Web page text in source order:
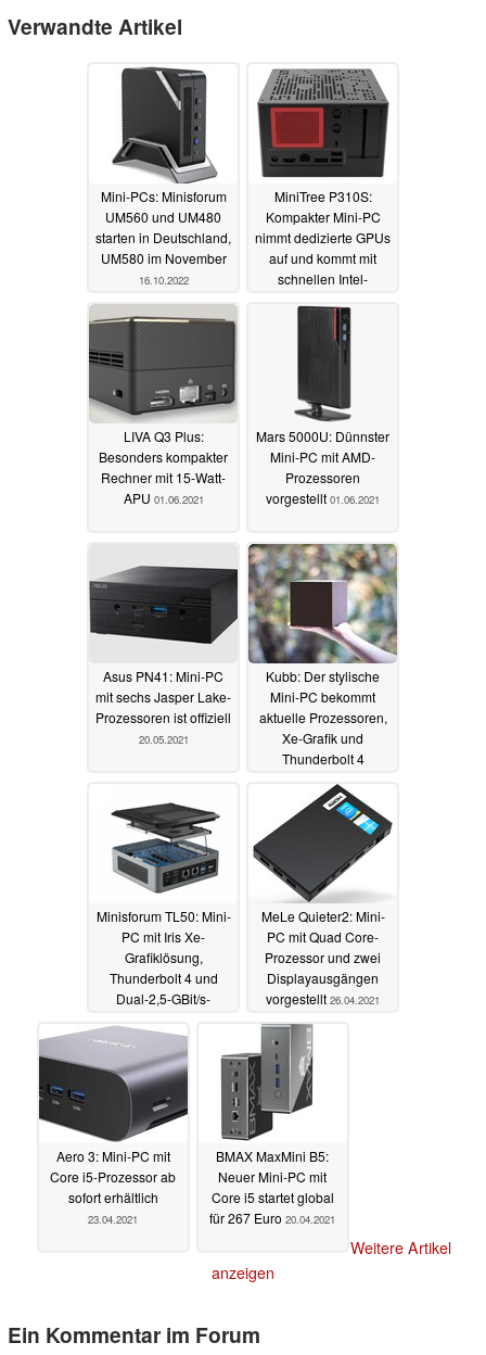
Verwandte Artikel
Mini-PCs: Minisforum
UM560 und UM480
starten in Deutschland,
UM580 im November
16.10.2022
MiniTree P310S:
Kompakter Mini-PC
nimmt dedizierte GPUs
auf und kommt mit
schnellen Intel-
LIVA Q3 Plus:
Besonders kompakter
Rechner mit 15-Watt-
APU 01.06.2021
Mars 5000U: Dünnster
Mini-PC mit AMD-
Prozessoren
vorgestellt 01.06.2021
Asus PN41: Mini-PC
mit sechs Jasper Lake-
Prozessoren ist offiziell
20.05.2021
Kubb: Der stylische
Mini-PC bekommt
aktuelle Prozessoren,
Xe-Grafik und
Thunderbolt 4
12.05.2021
Minisforum TL50: Mini-
PC mit Iris Xe-
Grafiklösung,
Thunderbolt 4 und
Dual-2,5-GBit/s-
MeLe Quieter2: Mini-
PC mit Quad Core-
Prozessor und zwei
Displayausgängen
vorgestellt 26.04.2021
Aero 3: Mini-PC mit
Core i5-Prozessor ab
sofort erhältlich
23.04.2021
BMAX MaxMini B5:
Neuer Mini-PC mit
Core i5 startet global
für 267 Euro 20.04.2021
Weitere Artikel
anzeigen
Ein Kommentar im Forum